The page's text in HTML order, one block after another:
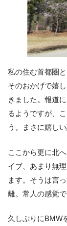
私の住む首都圏
そのおかげで嬉
きました。報道
るようですが、
う。まさに嬉し
ここから更に北
イブ、あまり無
ます。そうは言
離。常人の感覚
久しぶりにBMW